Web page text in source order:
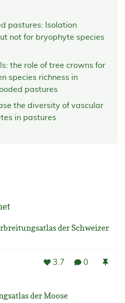
pastures: Isolation
not for bryophyte species
the role of tree crowns for
species richness in
pastures
the diversity of vascular
in pastures
der Schweizer
3.7 0
der Moose